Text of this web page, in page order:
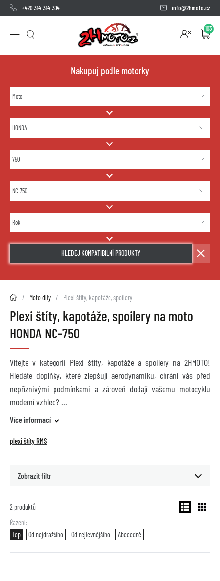
+420 314 314 304 info@2hmoto.cz
103
Nakupuj podle motorky
HLEDEJ KOMPATIBILNÍ PRODUKTY
2HMOTO.cz Moto díly Plexi štíty, kapotáže, spoilery
Plexi štíty, kapotáže, spoilery na moto
HONDA NC-750
Vítejte v kategorii Plexi štíty, kapotáže a spoilery na 2HMOTO!
Hledáte doplňky, které zlepšují aerodynamiku, chrání vás před
nepříznivými podmínkami a zároveň dodají vašemu motocyklu
moderní vzhled?
Více informací
plexi štíty RMS
Zobrazit filtr
2 produktů
Řazení
Top
Od nejdražšího Od nejlevnějšího Abecedně